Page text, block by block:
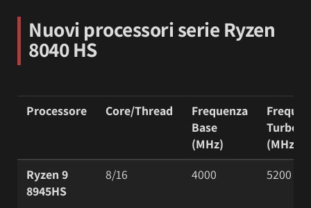
Nuovi processori serie Ryzen
8040 HS
Processore Core/Thread
Frequenza
Base
(MHz)
Turbo
(MHz)
Ryzen 9
8945HS
8/16 4000 5200